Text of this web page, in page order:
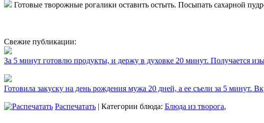
Готовые творожные рогалики оставить остыть. Посыпать сахарной
Свежие публикации:
За 5 минут готовлю продукты, и держу в духовке 20 минут. Получается
Готовила закуску на день рождения мужа 20 дней, а ее съели за 5 минут.
Распечатать | Категории блюда: Блюда из творога,